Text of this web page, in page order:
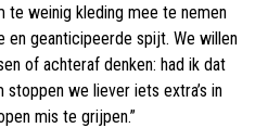
te weinig kleding mee te nemen
en geanticipeerde spijt. We willen
of achteraf denken: had ik dat
stoppen we liever iets extra’s in
mis te grijpen.”